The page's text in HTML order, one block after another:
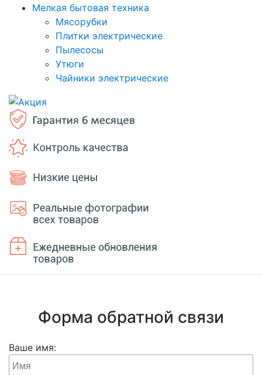
Мелкая бытовая техника
Мясорубки
Плитки электрические
Пылесосы
Утюги
Чайники электрические
Форма обратной связи
Ваше имя: